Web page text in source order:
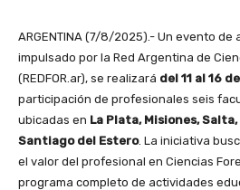
ARGENTINA (7/8/2025).- Un evento de
impulsado por la Red Argentina de
(REDFOR.ar), se realizará del 11 al 16
participación de profesionales seis
ubicadas en La Plata, Misiones,
Santiago del Estero. La iniciativa
el valor del profesional en Ciencias
programa completo de actividades